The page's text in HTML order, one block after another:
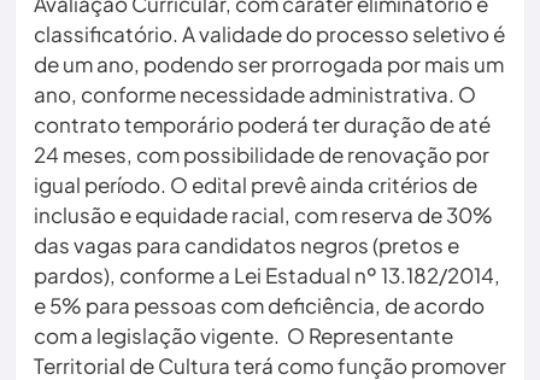
classificatório. A validade do processo seletivo é
de um ano, podendo ser prorrogada por mais um
ano, conforme necessidade administrativa. O
contrato temporário poderá ter duração de até
24 meses, com possibilidade de renovação por
igual período. O edital prevê ainda critérios de
inclusão e equidade racial, com reserva de 30%
das vagas para candidatos negros (pretos e
pardos), conforme a Lei Estadual nº 13.182/2014,
e 5% para pessoas com deficiência, de acordo
com a legislação vigente. O Representante
Territorial de Cultura terá como função promover